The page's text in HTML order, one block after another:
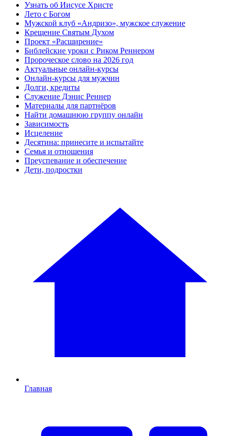
Узнать об Иисусе Христе
Лето с Богом
Мужской клуб «Андризо», мужское служение
Крещение Святым Духом
Проект «Расширение»
Библейские уроки с Риком Реннером
Пророческое слово на 2026 год
Актуальные онлайн-курсы
Онлайн-курсы для мужчин
Долги, кредиты
Служение Дэнис Реннер
Материалы для партнёров
Найти домашнюю группу онлайн
Зависимость
Исцеление
Десятина: принесите и испытайте
Семья и отношения
Преуспевание и обеспечение
Дети, подростки
Главная